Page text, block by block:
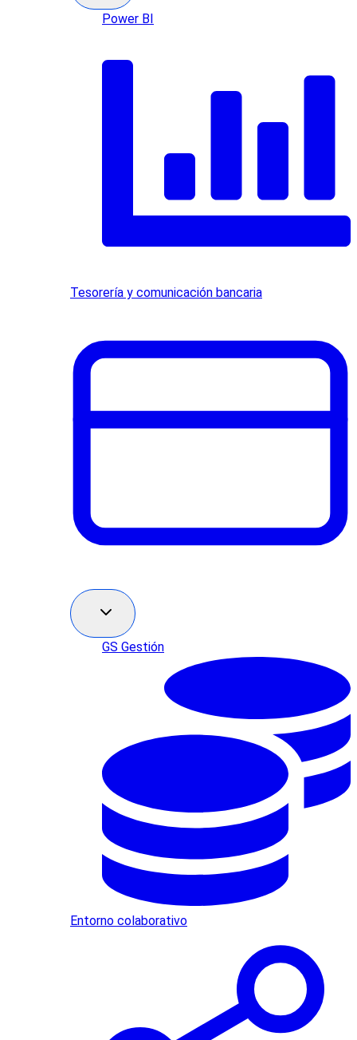
Power BI
Tesorería y comunicación bancaria
GS Gestión
Entorno colaborativo